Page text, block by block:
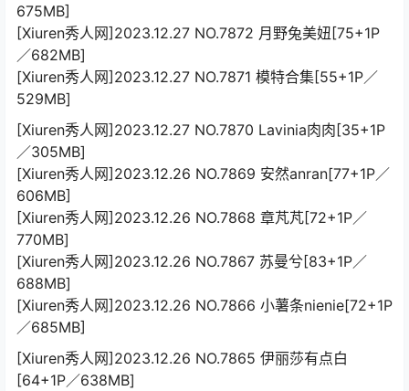
675MB]
[Xiuren秀人网]2023.12.27 NO.7872 月野兔美妞[75+1P
／682MB]
[Xiuren秀人网]2023.12.27 NO.7871 模特合集[55+1P／
529MB]
[Xiuren秀人网]2023.12.27 NO.7870 Lavinia肉肉[35+1P
／305MB]
[Xiuren秀人网]2023.12.26 NO.7869 安然anran[77+1P／
606MB]
[Xiuren秀人网]2023.12.26 NO.7868 章芃芃[72+1P／
770MB]
[Xiuren秀人网]2023.12.26 NO.7867 苏曼兮[83+1P／
688MB]
[Xiuren秀人网]2023.12.26 NO.7866 小薯条nienie[72+1P
／685MB]
[Xiuren秀人网]2023.12.26 NO.7865 伊丽莎有点白
[64+1P／638MB]